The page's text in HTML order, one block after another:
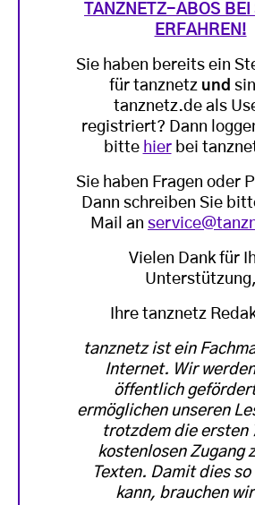
TANZNETZ-ABOS BEI
ERFAHREN!
Sie haben bereits ein
für tanznetz und
tanznetz.de als
registriert? Dann
bitte hierbei
Sie haben Fragen oder
Dann schreiben Sie
Mail an
Vielen Dank für
Unterstützung,
Ihre tanznetz
tanznetz ist ein
Internet. Wir
öffentlich
ermöglichen unseren
trotzdem die ersten
kostenlosen Zugang
Texten. Damit dies
kann, brauchen